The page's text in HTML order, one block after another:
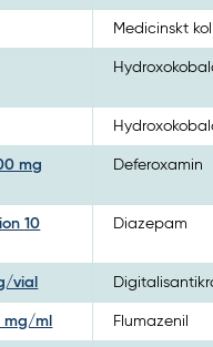
Medicinskt kol
mg Deferoxamin
10
Diazepam
vial
mg/ml Flumazenil